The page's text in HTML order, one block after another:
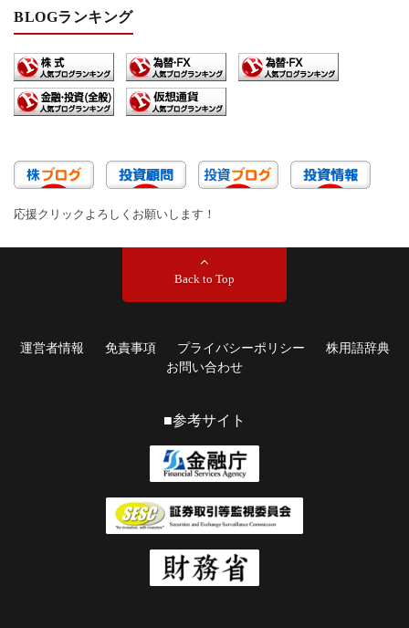
BLOGランキング
応援クリックよろしくお願いします！
Back to Top
運営者情報 免責事項 プライバシーポリシー
株用語辞典
お問い合わせ
■参考サイト